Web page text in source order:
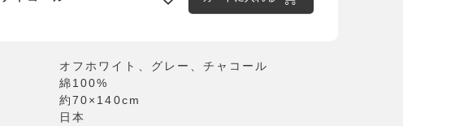
オフホワイト、グレー、チャコール
綿100%
約70×140cm
日本